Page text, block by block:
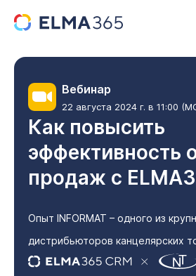
Вебинар
22 августа 2024 г. в 11:00
Как повысить
эффективность
продаж с
Опыт INFORMAT – одного из
дистрибьюторов канцелярских